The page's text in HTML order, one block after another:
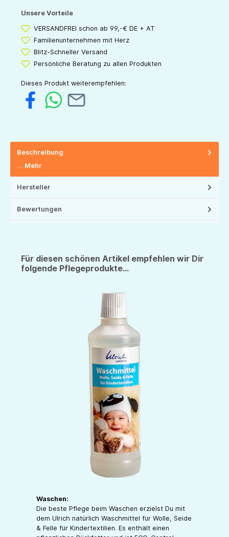
Unsere Vorteile
VERSANDFREI schon ab 99,-€ DE + AT
Familienunternehmen mit Herz
Blitz-Schneller Versand
Persönliche Beratung zu allen Produkten
Dieses Produkt weiterempfehlen:
Beschreibung
… Mehr
Hersteller
Bewertungen
Für diesen schönen Artikel empfehlen wir Dir
folgende Pflegeprodukte...
Waschen:
Die beste Pflege beim Waschen erzielst Du mit
dem Ulrich natürlich Waschmittel für Wolle, Seide
& Felle für Kindertextilien. Es enthält einen